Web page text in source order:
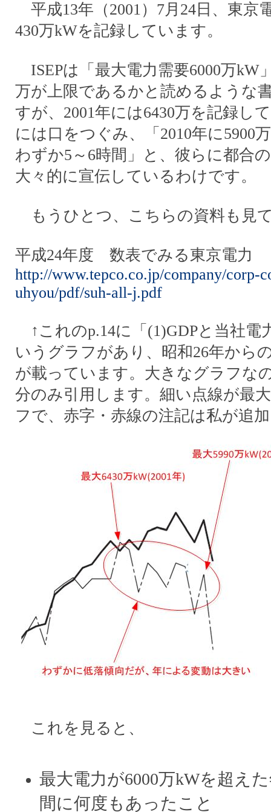
平成13年（2001）7月24日、東京
430万kWを記録しています。
ISEPは「最大電力需要6000万kW
万が上限であるかと読めるような
すが、2001年には6430万を記録し
には口をつぐみ、「2010年に5900
わずか5～6時間」と、彼らに都合
大々的に宣伝しているわけです。
もうひとつ、こちらの資料も見
平成24年度 数表でみる東京電力
http://www.tepco.co.jp/company/corp-
uhyou/pdf/suh-all-j.pdf
↑これのp.14に「(1)GDPと当社電
いうグラフがあり、昭和26年から
が載っています。大きなグラフな
分のみ引用します。細い点線が最
フで、赤字・赤線の注記は私が追
これを見ると、
最大電力が6000万kWを超え
間に何度もあったこと